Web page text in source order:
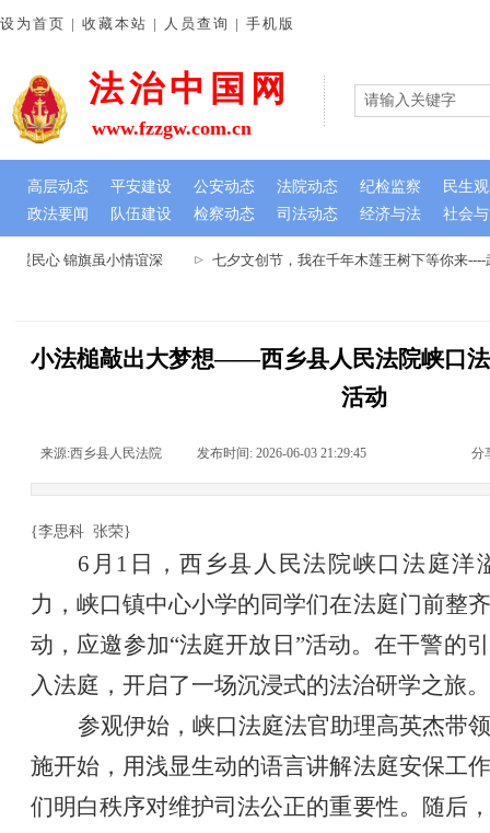
暖民心 锦旗虽小情谊深 七夕文创节，我在千年木莲王树下等你来----
法治中国网
政法要闻 队伍建设 检察动态 司法动态 经济与法 社会
设为首页 | 收藏本站 | 人员查询 | 手机版
www.fzzgw.com.cn
高层动态 平安建设 公安动态 法院动态 纪检监察 民生
小法槌敲出大梦想——西乡县人民法院峡口
活动
来源:西乡县人民法院 发布时间: 2026-06-03 21:29:45 分
{李思科 张荣}
6月1日，西乡县人民法院峡口法庭洋
力，峡口镇中心小学的同学们在法庭门前整
动，应邀参加“法庭开放日”活动。在干警的
入法庭，开启了一场沉浸式的法治研学之旅。
参观伊始，峡口法庭法官助理高英杰带
施开始，用浅显生动的语言讲解法庭安保工
们明白秩序对维护司法公正的重要性。随后